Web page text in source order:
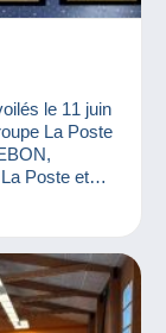
le 11 juin
La Poste
Poste et